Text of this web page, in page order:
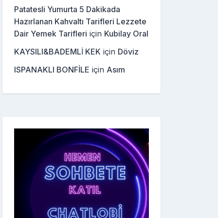
Patatesli Yumurta 5 Dakikada
Hazırlanan Kahvaltı Tarifleri Lezzete
Dair Yemek Tarifleri için Kubilay Oral
KAYSILI&BADEMLİ KEK için Döviz
ISPANAKLI BONFİLE için Asım